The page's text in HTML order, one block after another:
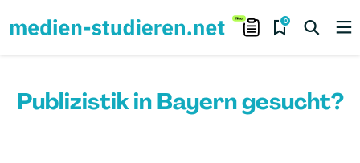
0
Publizistik in Bayern gesucht?